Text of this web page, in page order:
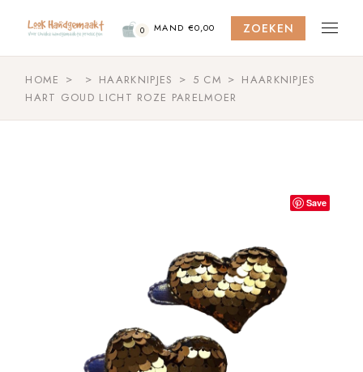
content
0 MAND €0,00 ZOEKEN
HOME HAARKNIPJES 5 CM
HAARKNIPJES
HART GOUD LICHT ROZE PARELMOER
Save